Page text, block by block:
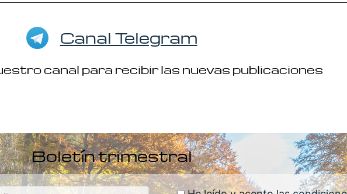
Canal Telegram
canal para recibir las nuevas publicaciones
Boletín trimestral